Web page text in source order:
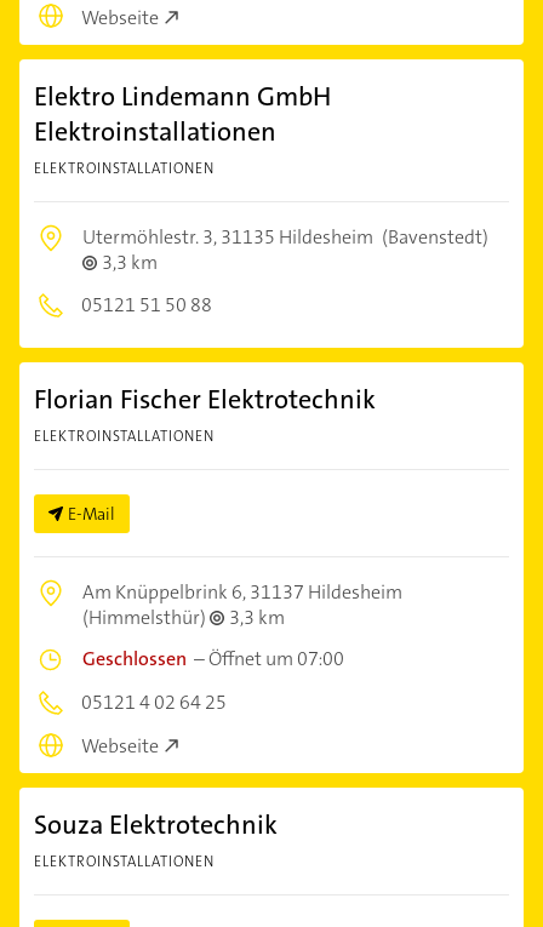
Webseite
Elektro Lindemann GmbH
Elektroinstallationen
ELEKTROINSTALLATIONEN
Utermöhlestr. 3,31135 Hildesheim (Bavenstedt)
3,3 km
05121 51 50 88
Florian Fischer Elektrotechnik
ELEKTROINSTALLATIONEN
E-Mail
Am Knüppelbrink 6,31137 Hildesheim
(Himmelsthür)
3,3 km
Geschlossen –Öffnet um 07:00
05121 4 02 64 25
Webseite
Souza Elektrotechnik
ELEKTROINSTALLATIONEN